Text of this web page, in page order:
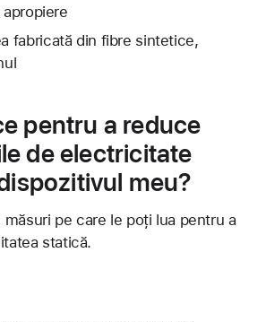
fabricată din fibre sintetice,
pentru a reduce
de electricitate
meu?
măsuri pe care le poți lua pentru a
statică.